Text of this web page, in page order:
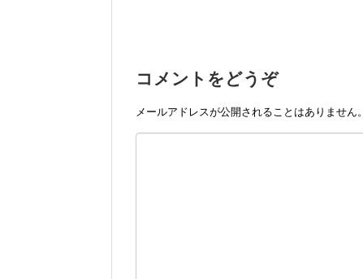
コメントをどうぞ
メールアドレスが公開されることはありません。